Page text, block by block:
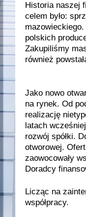
Historia naszej
celem było:
polskich
Zakupiliśmy
również
Jako nowo
na rynek. Od
realizację
latach
rozwój spółki.
otworowej.
zaowocowały
Doradcy
Licząc na
współpracy.